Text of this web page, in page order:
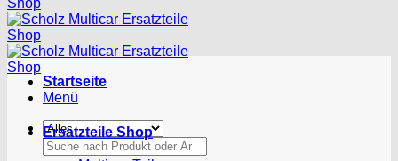
Menü
Suchen
Startseite
Ersatzteile Shop